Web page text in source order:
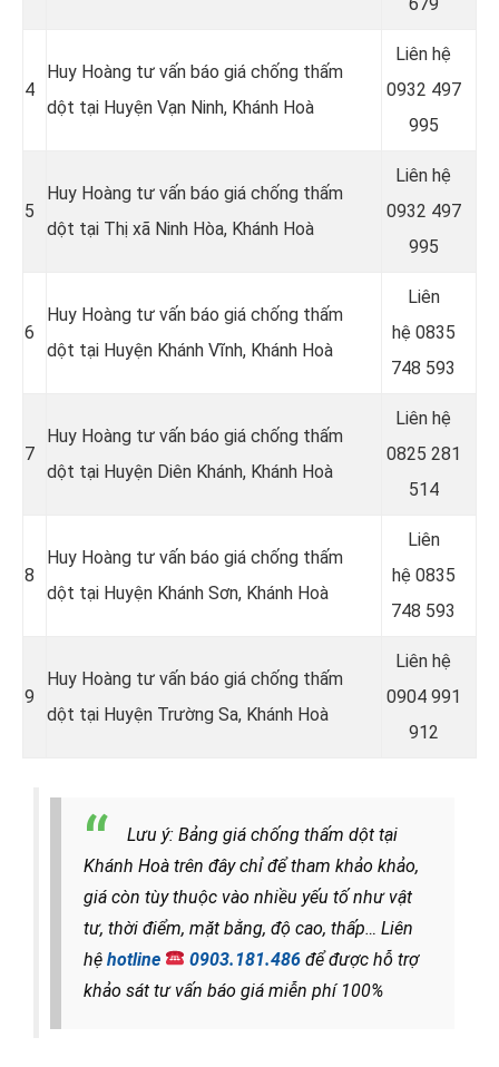
4
Huy Hoàng tư vấn báo giá chống thấm
dột tại Huyện Vạn Ninh, Khánh Hoà
Liên hệ
0932 497
995
5
Huy Hoàng tư vấn báo giá chống thấm
dột tại Thị xã Ninh Hòa, Khánh Hoà
Liên hệ
0932 497
995
6
Huy Hoàng tư vấn báo giá chống thấm
dột tại Huyện Khánh Vĩnh, Khánh Hoà
Liên
hệ 0835
748 593
7
Huy Hoàng tư vấn báo giá chống thấm
dột tại Huyện Diên Khánh, Khánh Hoà
Liên hệ
0825 281
514
8
Huy Hoàng tư vấn báo giá chống thấm
dột tại Huyện Khánh Sơn, Khánh Hoà
Liên
hệ 0835
748 593
9
Huy Hoàng tư vấn báo giá chống thấm
dột tại Huyện Trường Sa, Khánh Hoà
Liên hệ
0904 991
912
Lưu ý: Bảng giá chống thấm dột tại
Khánh Hoà trên đây chỉ để tham khảo khảo,
giá còn tùy thuộc vào nhiều yếu tố như vật
tư, thời điểm, mặt bằng, độ cao, thấp… Liên
hệ hotline 0903.181.486 để được hỗ trợ
khảo sát tư vấn báo giá miễn phí 100%